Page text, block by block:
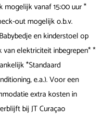
mogelijk vanaf 15:00 uur *
out mogelijk o.b.v.
en kinderstoel op
elektriciteit inbegrepen* *
*Standaard
e.a.). Voor een
extra kosten in
bij JT Curaçao